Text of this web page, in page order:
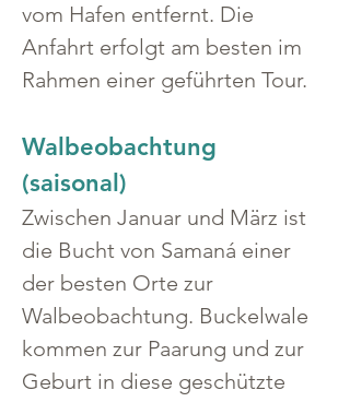
vom Hafen entfernt. Die
Anfahrt erfolgt am besten im
Rahmen einer geführten Tour.
Walbeobachtung
(saisonal)
Zwischen Januar und März ist
die Bucht von Samaná einer
der besten Orte zur
Walbeobachtung. Buckelwale
kommen zur Paarung und zur
Geburt in diese geschützte